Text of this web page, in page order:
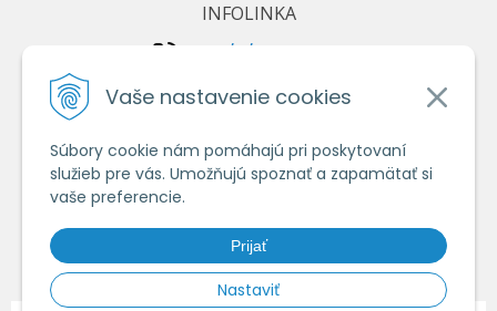
Vaše nastavenie cookies
Súbory cookie nám pomáhajú pri poskytovaní
služieb pre vás. Umožňujú spoznať a zapamätať si
vaše preferencie.
Prijať
Nastaviť
INFOLINKA
+421/2/4464 0134
+421/903 729 042
VŠETKO O NÁKUPE
Obchodné podmienky
Ochrana osobných údajov
Ako nakupovať